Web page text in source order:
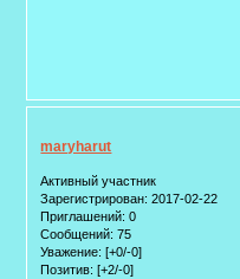
maryharut
Активный участник
Зарегистрирован: 2017-02-22
Приглашений: 0
Сообщений: 75
Уважение: [+0/-0]
Позитив: [+2/-0]